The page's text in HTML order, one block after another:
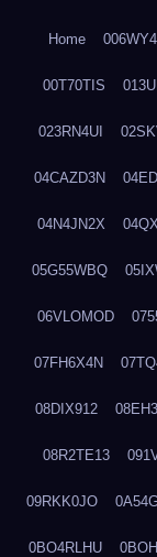
Home
00T70TIS
023RN4UI
04CAZD3N
04N4JN2X
05G55WBQ
06VLOMOD
07FH6X4N
08DIX912
08R2TE13
09RKK0JO
0BO4RLHU